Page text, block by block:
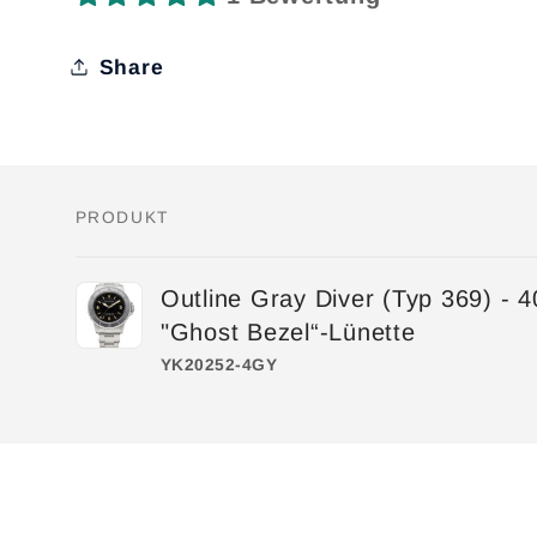
Share
Warenkorb
PRODUKT
Outline Gray Diver (Typ 369) -
"Ghost Bezel“-Lünette
YK20252-4GY